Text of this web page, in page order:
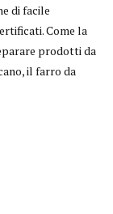
di facile
Come la
prodotti da
il farro da